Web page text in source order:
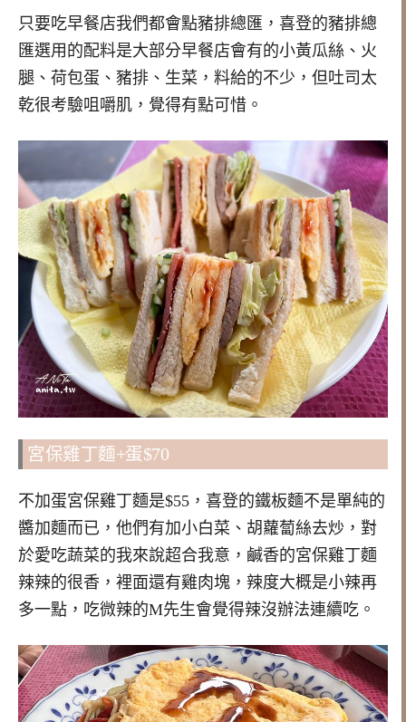
只要吃早餐店我們都會點豬排總匯，喜登的豬排總
匯選用的配料是大部分早餐店會有的小黃瓜絲、火
腿、荷包蛋、豬排、生菜，料給的不少，但吐司太
乾很考驗咀嚼肌，覺得有點可惜。
宮保雞丁麵+蛋$70
不加蛋宮保雞丁麵是$55，喜登的鐵板麵不是單純的
醬加麵而已，他們有加小白菜、胡蘿蔔絲去炒，對
於愛吃蔬菜的我來說超合我意，鹹香的宮保雞丁麵
辣辣的很香，裡面還有雞肉塊，辣度大概是小辣再
多一點，吃微辣的M先生會覺得辣沒辦法連續吃。